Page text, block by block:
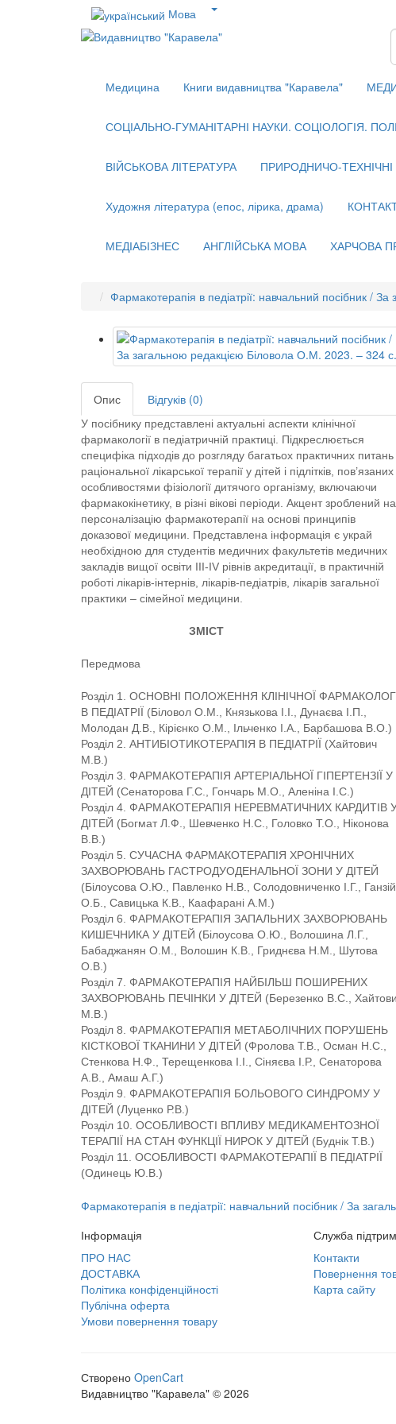
Мова
Медицина Книги видавництва "Каравела"
СОЦІАЛЬНО-ГУМАНІТАРНІ НАУКИ. СОЦІОЛОГІЯ.
ВІЙСЬКОВА ЛІТЕРАТУРА ПРИРОДНИЧО-ТЕХНІЧНІ
Художня література (епос, лірика, драма)
МЕДІАБІЗНЕС АНГЛІЙСЬКА МОВА ХАРЧОВА
Фармакотерапія в педіатрії: навчальний посібник /
Опис Відгуків (0)
У посібнику представлені актуальні аспекти клінічної
фармакології в педіатричній практиці. Підкреслюється
специфіка підходів до розгляду багатьох практичних питань
раціональної лікарської терапії у дітей і підлітків, пов’язаних
особливостями фізіології дитячого організму, включаючи
фармакокінетику, в різні вікові періоди. Акцент зроблений на
персоналізацію фармакотерапії на основі принципів
доказової медицини. Представлена інформація є украй
необхідною для студентів медичних факультетів медичних
закладів вищої освіти ІІІ-ІV рівнів акредитації, в практичній
роботі лікарів-інтернів, лікарів-педіатрів, лікарів загальної
практики – сімейної медицини.
ЗМІСТ
Передмова
Розділ 1. ОСНОВНІ ПОЛОЖЕННЯ КЛІНІЧНОЇ
В ПЕДІАТРІЇ (Біловол О.М., Князькова І.І., Дунаєва І.П.,
Молодан Д.В., Кірієнко О.М., Ільченко І.А., Барбашова В.О.)
Розділ 2. АНТИБІОТИКОТЕРАПІЯ В ПЕДІАТРІЇ (Хайтович
М.В.)
Розділ 3. ФАРМАКОТЕРАПІЯ АРТЕРІАЛЬНОЇ ГІПЕРТЕНЗІЇ У
ДІТЕЙ (Сенаторова Г.С., Гончарь М.О., Аленіна І.С.)
Розділ 4. ФАРМАКОТЕРАПІЯ НЕРЕВМАТИЧНИХ КАРДИТІВ
ДІТЕЙ (Богмат Л.Ф., Шевченко Н.С., Головко Т.О., Ніконова
В.В.)
Розділ 5. СУЧАСНА ФАРМАКОТЕРАПІЯ ХРОНІЧНИХ
ЗАХВОРЮВАНЬ ГАСТРОДУОДЕНАЛЬНОЇ ЗОНИ У ДІТЕЙ
(Білоусова О.Ю., Павленко Н.В., Солодовниченко І.Г., Ганзій
О.Б., Савицька К.В., Каафарані А.М.)
Розділ 6. ФАРМАКОТЕРАПІЯ ЗАПАЛЬНИХ ЗАХВОРЮВАНЬ
КИШЕЧНИКА У ДІТЕЙ (Білоусова О.Ю., Волошина Л.Г.,
Бабаджанян О.М., Волошин К.В., Гриднєва Н.М., Шутова
О.В.)
Розділ 7. ФАРМАКОТЕРАПІЯ НАЙБІЛЬШ ПОШИРЕНИХ
ЗАХВОРЮВАНЬ ПЕЧІНКИ У ДІТЕЙ (Березенко В.С.,
М.В.)
Розділ 8. ФАРМАКОТЕРАПІЯ МЕТАБОЛІЧНИХ ПОРУШЕНЬ
КІСТКОВОЇ ТКАНИНИ У ДІТЕЙ (Фролова Т.В., Осман Н.С.,
Стенкова Н.Ф., Терещенкова І.І., Сіняєва І.Р., Сенаторова
А.В., Амаш А.Г.)
Розділ 9. ФАРМАКОТЕРАПІЯ БОЛЬОВОГО СИНДРОМУ У
ДІТЕЙ (Луценко Р.В.)
Розділ 10. ОСОБЛИВОСТІ ВПЛИВУ МЕДИКАМЕНТОЗНОЇ
ТЕРАПІЇ НА СТАН ФУНКЦІЇ НИРОК У ДІТЕЙ (Буднік Т.В.)
Розділ 11. ОСОБЛИВОСТІ ФАРМАКОТЕРАПІЇ В ПЕДІАТРІЇ
(Одинець Ю.В.)
Фармакотерапія в педіатрії: навчальний посібник / За
Інформація
ПРО НАС
ДОСТАВКА
Політика конфіденційності
Публічна оферта
Умови повернення товару
Служба
Контакти
Повернення
Карта сайту
Створено OpenCart
Видавництво "Каравела" © 2026